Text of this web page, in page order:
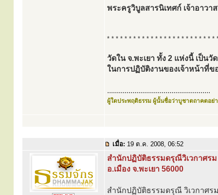
พระครูวิบูลสารนิเทศก์ เจ้าอาวาส
* * * * * * * * * * * * * * * * * * * * * * * * *
วัดใน จ.พะเยา ทั้ง 2 แห่งนี้ เป็น
ในการปฏิบัติงานของเจ้าหน้าที่
.....................................................
ผู้ใดประพฤติธรรม ผู้นั้นชื่อว่าบูชาตถาคตอย่า
เมื่อ: 19 ต.ค. 2008, 06:52
สำนักปฏิบัติธรรมดรุณีวิเวกาศรม
อ.เมือง จ.พะเยา 56000
สำนักปฏิบัติธรรมดรุณี วิเวกาศร